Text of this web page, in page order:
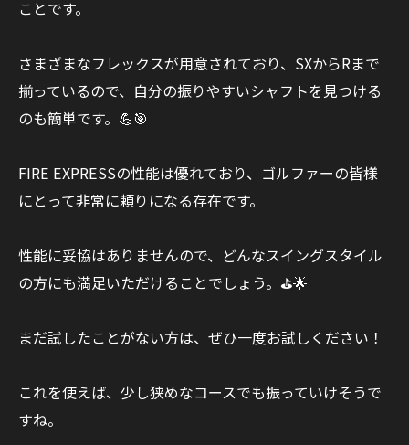
ことです。
さまざまなフレックスが用意されており、SXからRまで
揃っているので、自分の振りやすいシャフトを見つける
のも簡単です。💪🎯
FIRE EXPRESSの性能は優れており、ゴルファーの皆様
にとって非常に頼りになる存在です。
性能に妥協はありませんので、どんなスイングスタイル
の方にも満足いただけることでしょう。⛳️🌟
まだ試したことがない方は、ぜひ一度お試しください！
これを使えば、少し狭めなコースでも振っていけそうで
すね。